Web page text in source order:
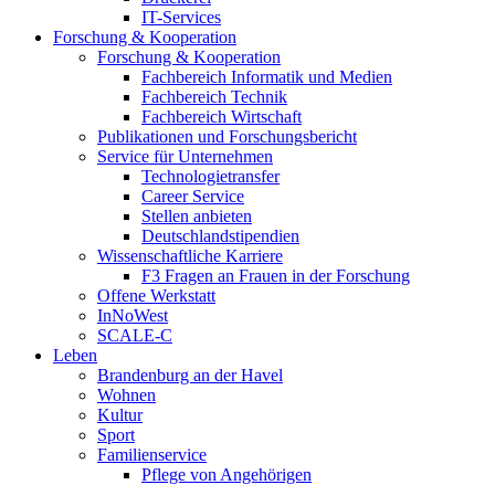
IT-Services
Forschung & Kooperation
Forschung & Kooperation
Fachbereich Informatik und Medien
Fachbereich Technik
Fachbereich Wirtschaft
Publikationen und Forschungsbericht
Service für Unternehmen
Technologietransfer
Career Service
Stellen anbieten
Deutschlandstipendien
Wissenschaftliche Karriere
F3 Fragen an Frauen in der Forschung
Offene Werkstatt
InNoWest
SCALE-C
Leben
Brandenburg an der Havel
Wohnen
Kultur
Sport
Familienservice
Pflege von Angehörigen